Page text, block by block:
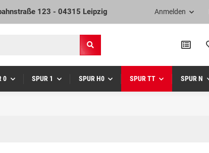
123 - 04315 Leipzig Anmelden
0 SPUR 1 SPUR H0 SPUR TT SPUR N